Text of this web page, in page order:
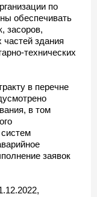
по
обеспечивать
засоров,
здания
технических
в перечне
в том
заявок